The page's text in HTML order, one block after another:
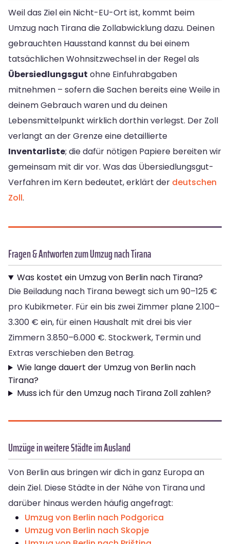
Weil das Ziel ein Nicht-EU-Ort ist, kommt beim
Umzug nach Tirana die Zollabwicklung dazu. Deinen
gebrauchten Hausstand kannst du bei einem
tatsächlichen Wohnsitzwechsel in der Regel als
Übersiedlungsgut ohne Einfuhrabgaben
mitnehmen – sofern die Sachen bereits eine Weile in
deinem Gebrauch waren und du deinen
Lebensmittelpunkt wirklich dorthin verlegst. Der Zoll
verlangt an der Grenze eine detaillierte
Inventarliste; die dafür nötigen Papiere bereiten wir
gemeinsam mit dir vor. Was das Übersiedlungsgut-
Verfahren im Kern bedeutet, erklärt der deutschen
Zoll.
Fragen & Antworten zum Umzug nach Tirana
Was kostet ein Umzug von Berlin nach Tirana?
Die Beiladung nach Tirana bewegt sich um 90–125 €
pro Kubikmeter. Für ein bis zwei Zimmer plane 2.100–
3.300 € ein, für einen Haushalt mit drei bis vier
Zimmern 3.850–6.000 €. Stockwerk, Termin und
Extras verschieben den Betrag.
Wie lange dauert der Umzug von Berlin nach
Tirana?
Muss ich für den Umzug nach Tirana Zoll zahlen?
Umzüge in weitere Städte im Ausland
Von Berlin aus bringen wir dich in ganz Europa an
dein Ziel. Diese Städte in der Nähe von Tirana und
darüber hinaus werden häufig angefragt:
Umzug von Berlin nach Podgorica
Umzug von Berlin nach Skopje